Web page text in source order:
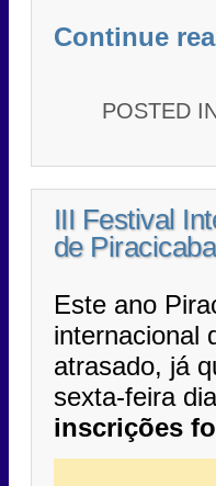
Continue
POSTED
III Festival
de Piracicaba
Este ano
internacional
atrasado, já
sexta-feira
inscrições